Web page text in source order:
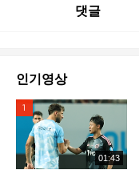
댓글
인기영상
01:43